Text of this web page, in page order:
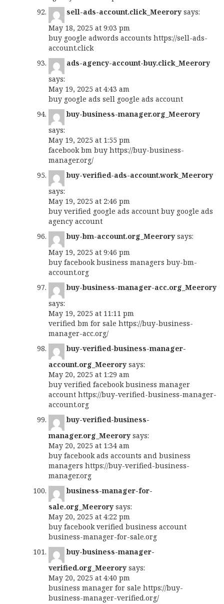
sell-ads-account.click_Meerory says:
May 18, 2025 at 9:03 pm
buy google adwords accounts https://sell-ads-
account.click
ads-agency-account-buy.click_Meerory
says:
May 19, 2025 at 4:43 am
buy google ads sell google ads account
buy-business-manager.org_Meerory
says:
May 19, 2025 at 1:55 pm
facebook bm buy https://buy-business-
manager.org/
buy-verified-ads-account.work_Meerory
says:
May 19, 2025 at 2:46 pm
buy verified google ads account buy google ads
agency account
buy-bm-account.org_Meerory says:
May 19, 2025 at 9:46 pm
buy facebook business managers buy-bm-
account.org
buy-business-manager-acc.org_Meerory
says:
May 19, 2025 at 11:11 pm
verified bm for sale https://buy-business-
manager-acc.org/
buy-verified-business-manager-
account.org_Meerory says:
May 20, 2025 at 1:29 am
buy verified facebook business manager
account https://buy-verified-business-manager-
account.org
buy-verified-business-
manager.org_Meerory says:
May 20, 2025 at 1:34 am
buy facebook ads accounts and business
managers https://buy-verified-business-
manager.org
business-manager-for-
sale.org_Meerory says:
May 20, 2025 at 4:22 pm
buy facebook verified business account
business-manager-for-sale.org
buy-business-manager-
verified.org_Meerory says:
May 20, 2025 at 4:40 pm
business manager for sale https://buy-
business-manager-verified.org/